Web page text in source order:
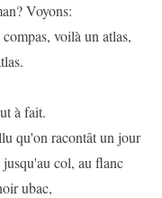
Voyons:
voilà un atlas,
à fait.
qu'on racontât un jour
col, au flanc
ubac,